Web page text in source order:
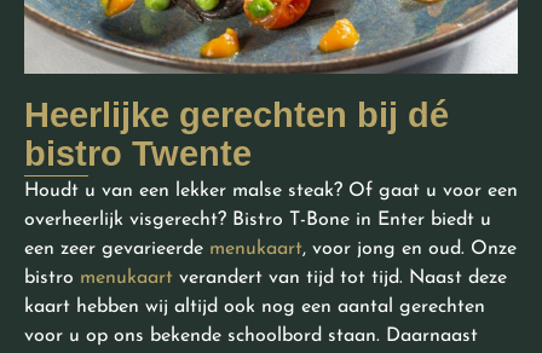
Heerlijke gerechten bij dé
bistro Twente
Houdt u van een lekker malse steak? Of gaat u voor een
overheerlijk visgerecht? Bistro T-Bone in Enter biedt u
een zeer gevarieerde menukaart, voor jong en oud. Onze
bistro menukaart verandert van tijd tot tijd. Naast deze
kaart hebben wij altijd ook nog een aantal gerechten
voor u op ons bekende schoolbord staan. Daarnaast